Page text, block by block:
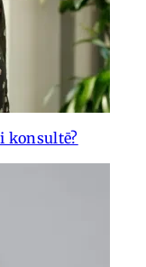
konsultē?